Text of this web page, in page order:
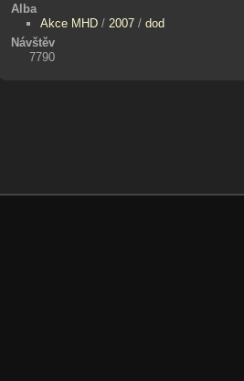
Alba
Akce MHD / 2007 /dod
Návštěv
7790